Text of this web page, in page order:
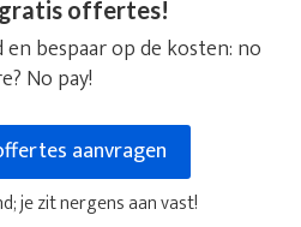
offertes!
bespaar op de kosten: no
No pay!
aanvragen
je zit nergens aan vast!